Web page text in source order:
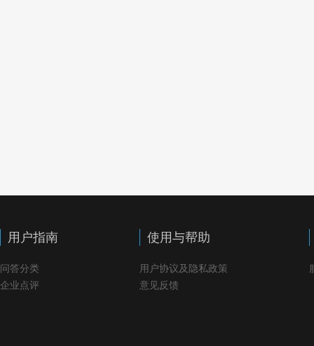
用户指南
问答分类
企业点评
使用与帮助
用户协议及隐私政策
意见反馈